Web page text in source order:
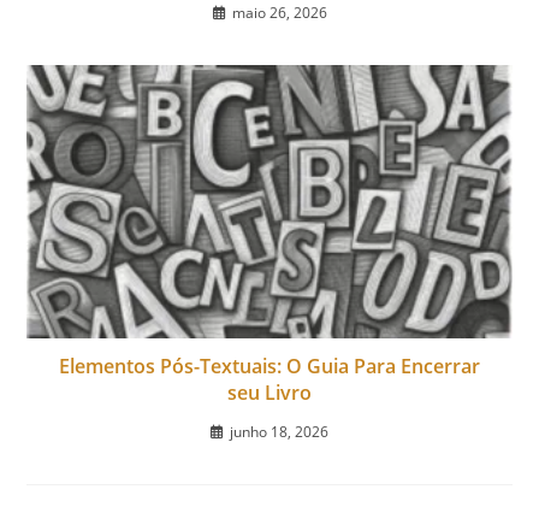
maio 26, 2026
Elementos Pós-Textuais: O Guia Para Encerrar
seu Livro
junho 18, 2026